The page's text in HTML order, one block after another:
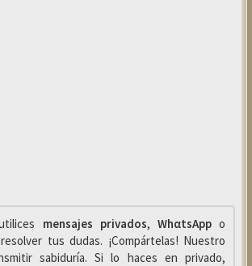
mensajes privados, WhαtsAppo
tus dudas. ¡Compártelas! Nuestro
sabiduría. Si lo haces en privado,